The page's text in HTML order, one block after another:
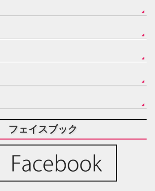
フェイスブック